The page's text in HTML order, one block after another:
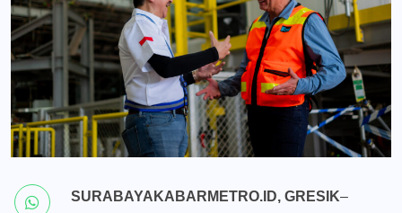
SURABAYAKABARMETRO.ID, GRESIK–